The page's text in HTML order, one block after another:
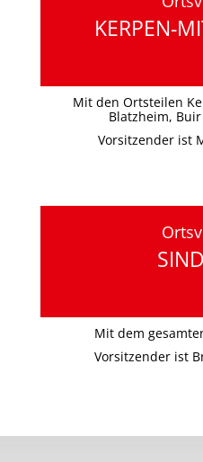
KERPEN-
Mit den Ortsteilen
Blatzheim,
Vorsitzender ist
Mit dem
Vorsitzender ist